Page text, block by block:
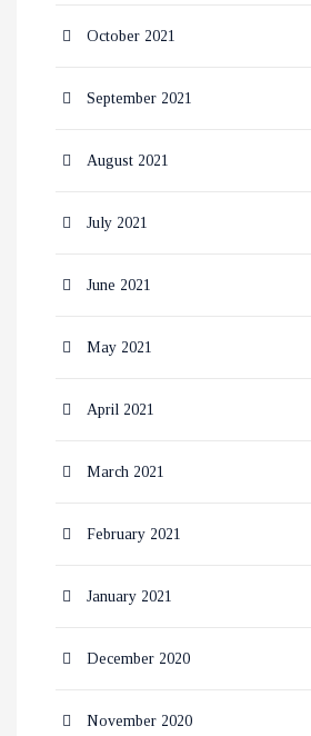
October 2021
September 2021
August 2021
July 2021
June 2021
May 2021
April 2021
March 2021
February 2021
January 2021
December 2020
November 2020